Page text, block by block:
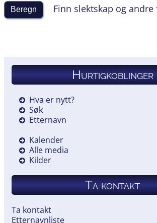
Finn slektskap og
Hurtigkoblinger
Hva er nytt?
Søk
Etternavn
Kalender
Alle media
Kilder
Ta kontakt
Ta kontakt
Etternavnliste